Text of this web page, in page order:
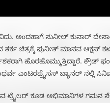
ಅಂದಹಾಗೆ ಸುನೀಲ್ ಕುನಾರ್
ಚಿತ್ರಕ್ಕೆ ಪುನೀತ್ ಮಾನವ ಆಕ್ಷನ್
ಹೊರಹೊಮ್ಮುತ್ತಿದ್ದಾರೆ. ಕ್ರೌಡ್
ಎಂಟರಪ್ರೈಸಸ್ ಬ್ಯಾನರ್ ನಲ್ಲಿ
ಟ್ರೈಲರ್ ಕೂಡ ಅಭಿಮಾನಿಗಳ ಗಮನ